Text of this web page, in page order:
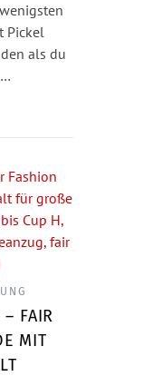
Pickel
als du
– FAIR
MIT